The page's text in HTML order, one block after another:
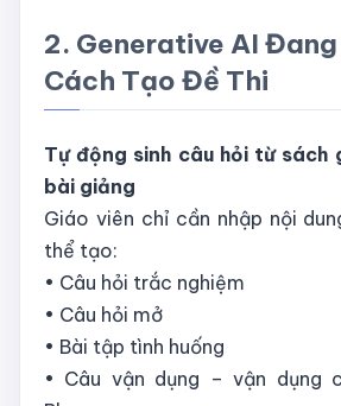
2. Generative AI
Cách Tạo Đề Thi
Tự động sinh câu hỏi từ sách
bài giảng
Giáo viên chỉ cần nhập nội
thể tạo:
• Câu hỏi trắc nghiệm
• Câu hỏi mở
• Bài tập tình huống
• Câu vận dụng – vận dụng